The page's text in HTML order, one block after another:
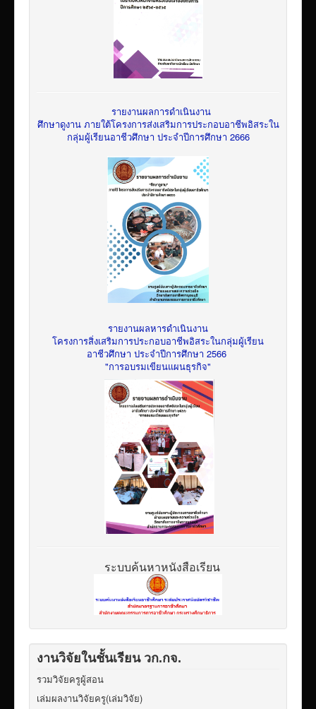
รายงานผลการดำเนินงาน
ศึกษาดูงาน ภายใต้โครงการส่งเสริมการประกอบอาชีพอิสระใน
กลุ่มผู้เรียนอาชีวศึกษา ประจำปีการศึกษา 2666
รายงานผลหารดำเนินงาน
โครงการสิ่งเสริมการประกอบอาชีพอิสระในกลุ่มผู้เรียน
อาชีวศึกษา ประจำปีการศึกษา 2566
"การอบรมเขียนแผนธุรกิจ"
ระบบค้นหาหนังสือเรียน
งานวิจัยในชั้นเรียน วก.กจ.
รวมวิจัยครูผู้สอน
เล่มผลงานวิจัยครู(เล่มวิจัย)